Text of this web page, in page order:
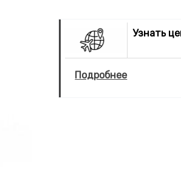
Узнать
Подробнее